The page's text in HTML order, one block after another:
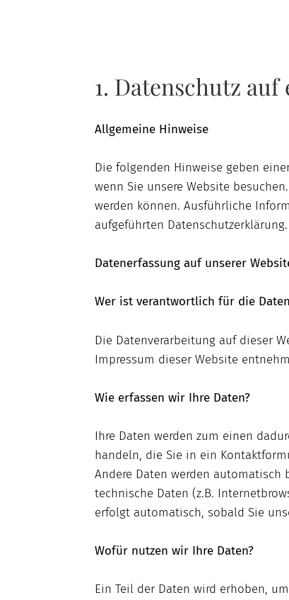
1. Datenschutz
Allgemeine Hinweise
Die folgenden Hinweise geben
wenn Sie unsere Website
werden können. Ausführliche
aufgeführten Datenschutzerklärung.
Datenerfassung auf unserer
Wer ist verantwortlich für die
Die Datenverarbeitung auf dieser
Impressum dieser Website
Wie erfassen wir Ihre Daten?
Ihre Daten werden zum einen
handeln, die Sie in ein
Andere Daten werden automatisch
technische Daten (z.B.
erfolgt automatisch, sobald Sie
Wofür nutzen wir Ihre Daten?
Ein Teil der Daten wird erhoben,